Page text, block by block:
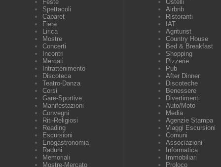
Feste
Spettacoli
Cabaret
Fiere
Lirica
Mostre
Concerti
Incontri
Mercati
Intrattenimento
Discoteca
Teatro-Danza
Corsi
Gare-Sportive
Manifestazioni
Convegni
Riti-Religiosi
Reading
Escursioni
Enogastronomia
Raduni
Memoriali
Mostre-Mercato
Ostelli
Airbnb
Ristoranti
IAT
Agriturist
Country House
Bed & Breakfast
Shopping
Pizzerie
Pub
After Dinner
Discoteche
Benessere
Divertimenti
Auto/Moto
Media
Agenzie Stampa
Viaggi Escursioni
Comuni
Associazioni
Informatica
Immobiliari
Proloco